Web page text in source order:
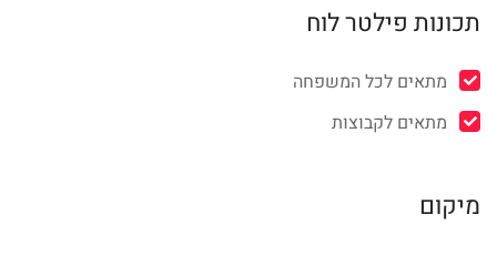
תכונות פילטר לוח
מתאים לכל המשפחה
מתאים לקבוצות
מיקום